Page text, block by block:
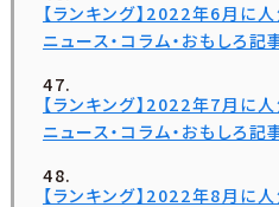
【ランキング】2022年6月に
ニュース・コラム・おもしろ記
【ランキング】2022年7月に
ニュース・コラム・おもしろ記
【ランキング】2022年8月に